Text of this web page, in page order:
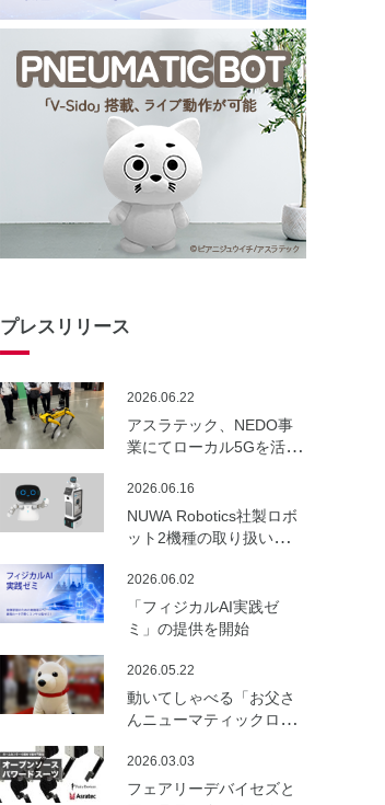
プレスリリース
アスラテック、NEDO事
業にてローカル5Gを活用
遠隔制御・通信最適化の
実証実験を実施
2026.06.22
NUWA Robotics社製ロボ
ット2機種の取り扱いを開
2026.06.16
「フィジカルAI実践ゼ
ミ」の提供を開始
2026.06.02
動いてしゃべる「お父さ
んニューマティックロボ
ト）」を開発
2026.05.22
フェアリーデバイセズと
2026.03.03